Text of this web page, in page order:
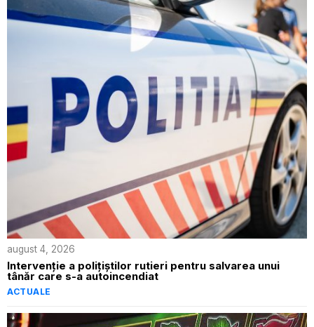
august 4, 2026
Intervenție a polițiștilor rutieri pentru salvarea unui
tânăr care s-a autoincendiat
ACTUALE